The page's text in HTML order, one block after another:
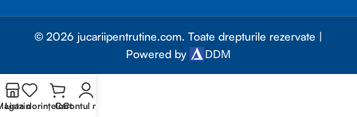
© 2026 jucariipentrutine.com. Toate drepturile rezervate |
Powered by
DDM
Lista dorințelor
CartContul meu